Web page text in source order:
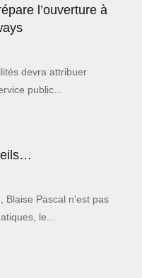
l’ouverture à
devra attribuer
public...
Blaise Pascal n'est pas
le...